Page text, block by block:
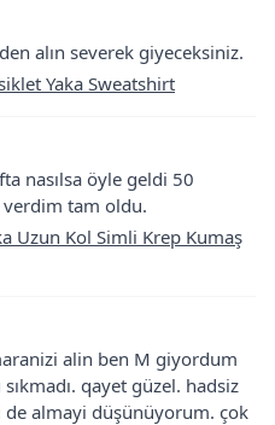
alın severek giyeceksiniz.
Yaka Sweatshirt
nasılsa öyle geldi 50
tam oldu.
Uzun Kol Simli Krep Kumaş
alin ben M giyordum
qayet güzel. hadsiz
almayi düşünüyorum. çok